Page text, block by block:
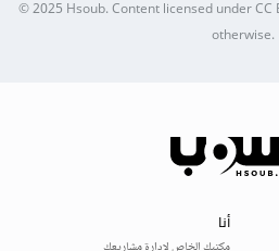
© 2025Hsoub.Content licensed under
otherwise.